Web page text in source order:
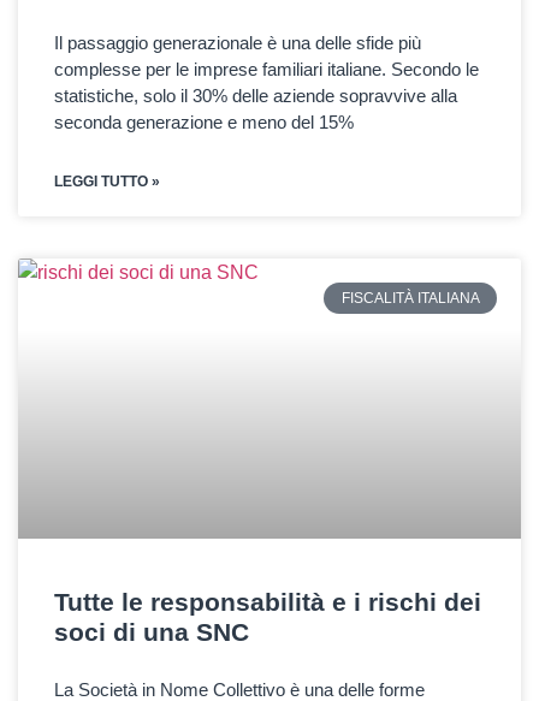
Il passaggio generazionale è una delle sfide più
complesse per le imprese familiari italiane. Secondo le
statistiche, solo il 30% delle aziende sopravvive alla
seconda generazione e meno del 15%
LEGGI TUTTO »
FISCALITÀ ITALIANA
Tutte le responsabilità e i rischi dei
soci di una SNC
La Società in Nome Collettivo è una delle forme